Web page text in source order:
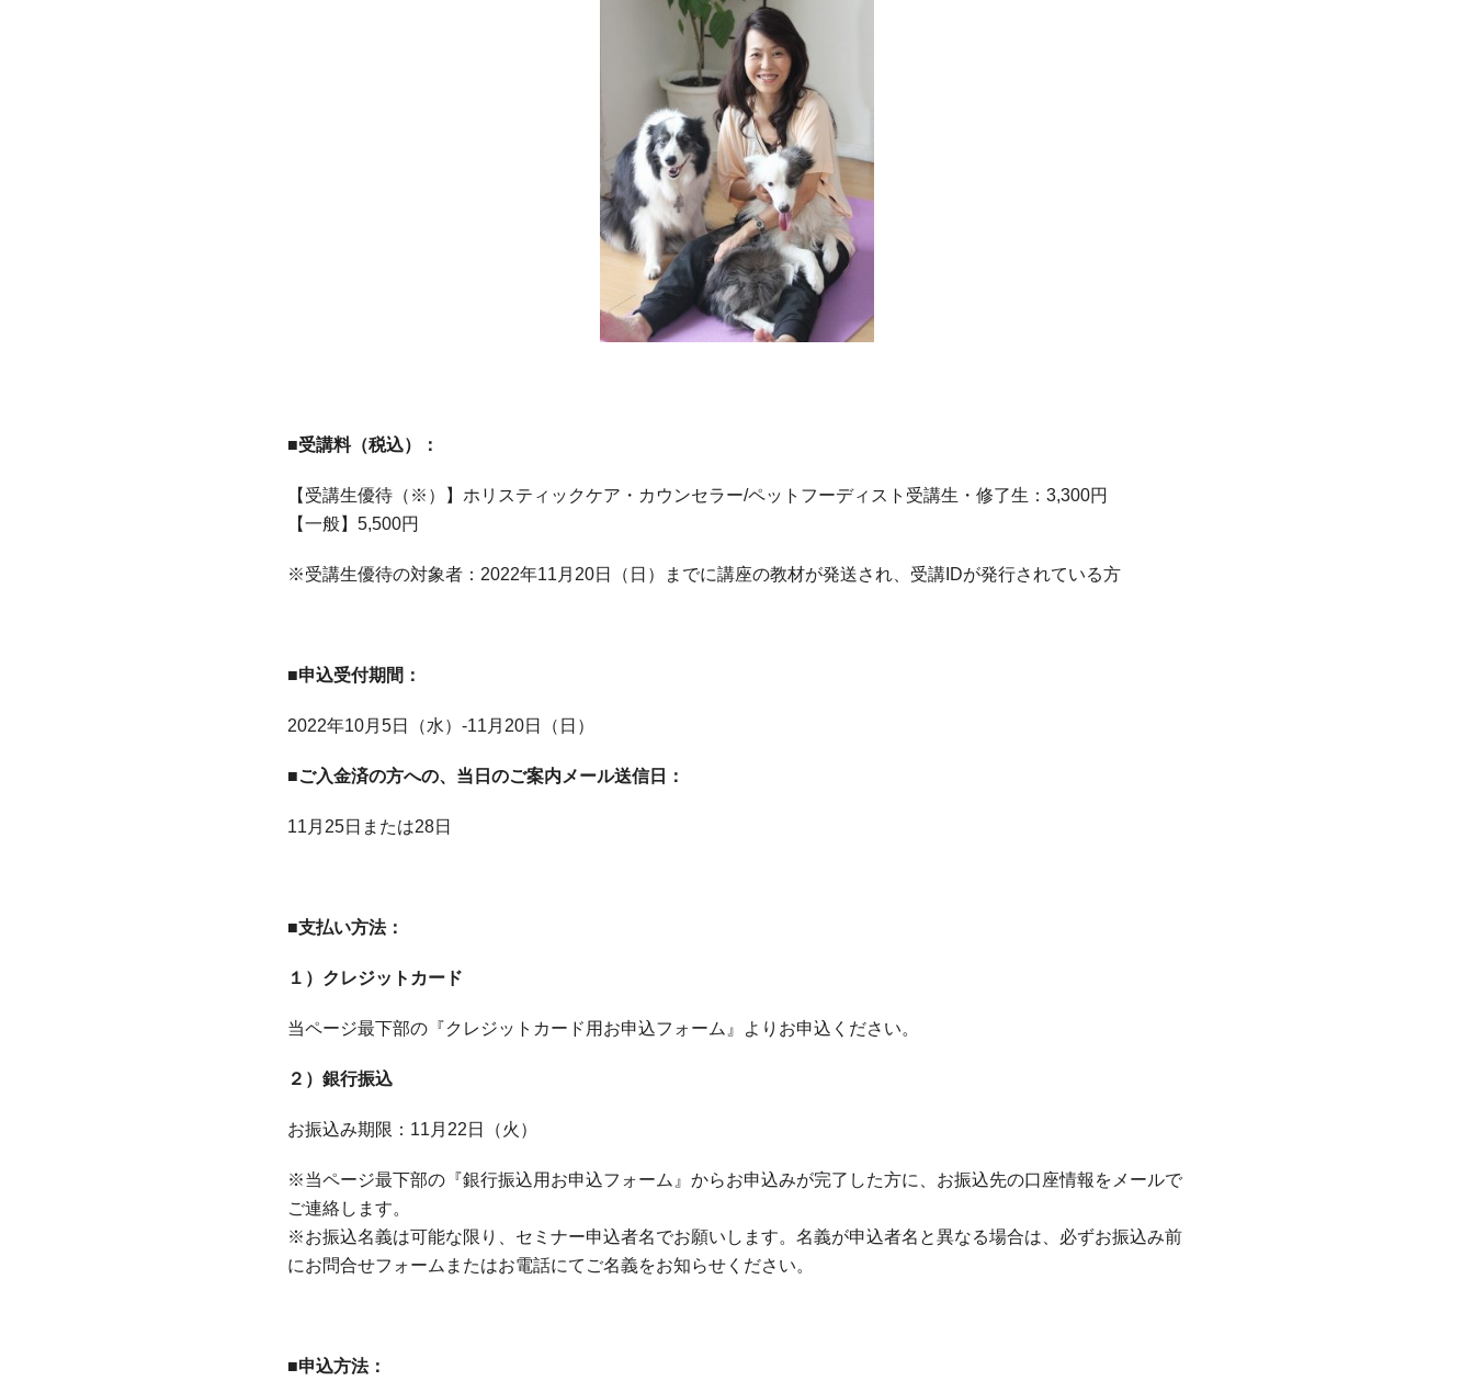
■受講料（税込）：
【受講生優待（※）】ホリスティックケア・カウンセラー/ペットフーディスト受講生・修了生：3,300円
【一般】5,500円
※受講生優待の対象者：2022年11月20日（日）までに講座の教材が発送され、受講IDが発行されている方
■申込受付期間：
2022年10月5日（水）-11月20日（日）
■ご入金済の方への、当日のご案内メール送信日：
11月25日または28日
■支払い方法：
１）クレジットカード
当ページ最下部の『クレジットカード用お申込フォーム』よりお申込ください。
２）銀行振込
お振込み期限：11月22日（火）
※当ページ最下部の『銀行振込用お申込フォーム』からお申込みが完了した方に、お振込先の口座情報をメールで
ご連絡します。
※お振込名義は可能な限り、セミナー申込者名でお願いします。名義が申込者名と異なる場合は、必ずお振込み前
にお問合せフォームまたはお電話にてご名義をお知らせください。
■申込方法：